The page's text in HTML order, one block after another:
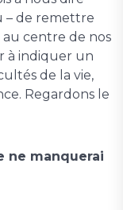
– de remettre
au centre de nos
à indiquer un
de la vie,
Regardons le
ne manquerai